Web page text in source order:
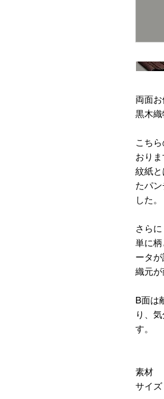
両面お
黒木織
こち
おりま
紋紙と
たパ
した。
さらに
単に
ータが
織元が
B面は
り、
す。
素材
サイ